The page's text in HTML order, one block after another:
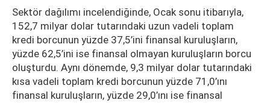
Sektör dağılımı incelendiğinde, Ocak sonu itibarıyla,
152,7 milyar dolar tutarındaki uzun vadeli toplam
kredi borcunun yüzde 37,5’ini finansal kuruluşların,
yüzde 62,5’ini ise finansal olmayan kuruluşların borcu
oluşturdu. Aynı dönemde, 9,3 milyar dolar tutarındaki
kısa vadeli toplam kredi borcunun yüzde 71,0’ını
finansal kuruluşların, yüzde 29,0’ını ise finansal